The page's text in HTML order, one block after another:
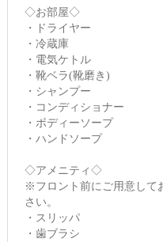
◇お部屋◇
・ドライヤー
・冷蔵庫
・電気ケトル
・靴ベラ(靴磨き)
・シャンプー
・コンディショナー
・ボディーソープ
・ハンドソープ
◇アメニティ◇
※フロント前にご用意して
さい。
・スリッパ
・歯ブラシ